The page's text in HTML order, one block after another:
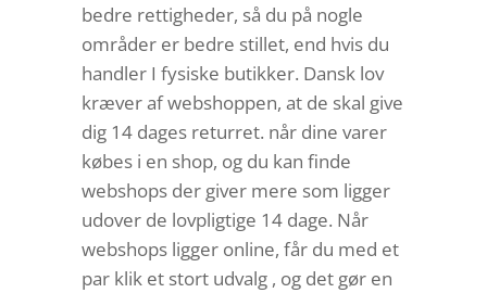
bedre rettigheder, så du på nogle
områder er bedre stillet, end hvis du
handler I fysiske butikker. Dansk lov
kræver af webshoppen, at de skal give
dig 14 dages returret. når dine varer
købes i en shop, og du kan finde
webshops der giver mere som ligger
udover de lovpligtige 14 dage. Når
webshops ligger online, får du med et
par klik et stort udvalg , og det gør en